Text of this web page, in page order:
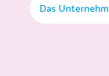
Das